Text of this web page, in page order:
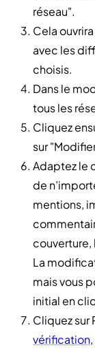
réseau".
Cela
avec les
choisis.
Dans le
tous les
Cliquez
sur
Adaptez le
de
mentions,
La
mais vous
initial en
Cliquez sur
vérification